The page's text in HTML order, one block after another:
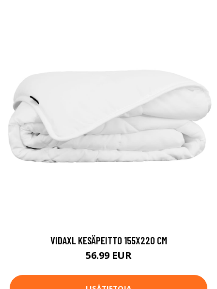
VIDAXL KESÄPEITTO 155X220 CM
56.99 EUR